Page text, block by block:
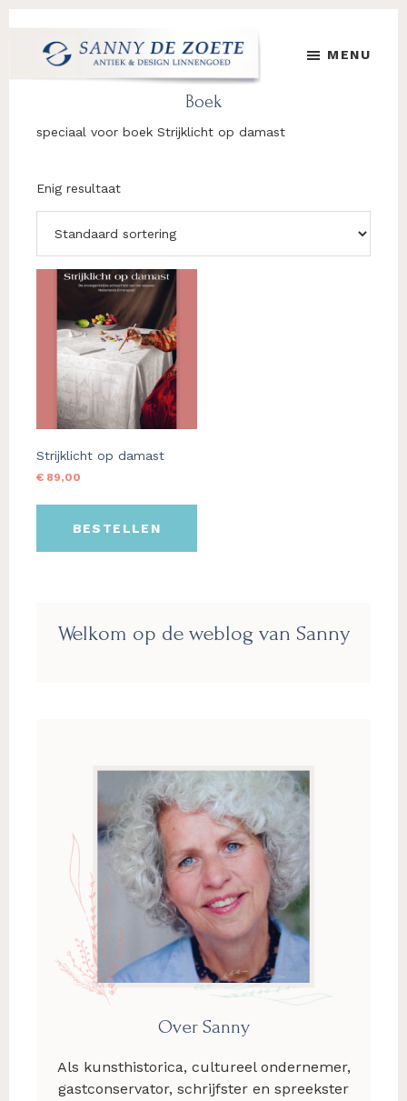
hoofd
eerste
voettekst
Zoete
Mooiste
Design
Linnen
Damast
MENU
Boek
speciaal voor boek Strijklicht op damast
Enig resultaat
Strijklicht op damast
€ 89,00
BESTELLEN
Sidebar
Welkom op de weblog van Sanny
Over Sanny
Als kunsthistorica, cultureel ondernemer,
gastconservator, schrijfster en spreekster